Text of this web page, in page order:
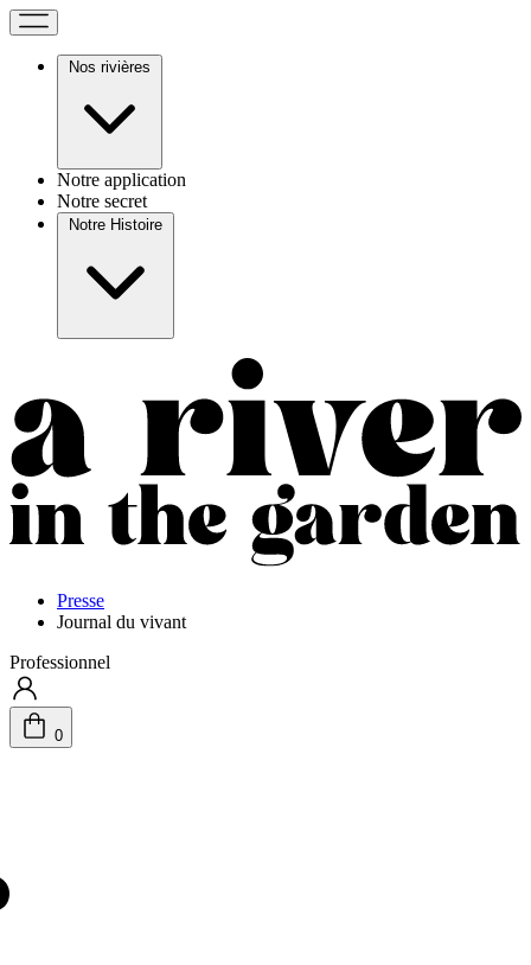
Nos rivières
Notre application
Notre secret
Notre Histoire
Presse
Journal du vivant
Professionnel
0